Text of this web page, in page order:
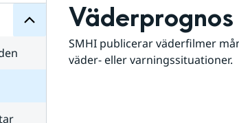
Väderprognos
SMHI publicerar väderfilmer
väder- eller varningssituationer.